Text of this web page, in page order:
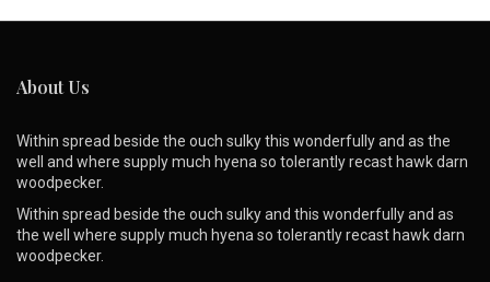
About Us
Within spread beside the ouch sulky this wonderfully and as the
well and where supply much hyena so tolerantly recast hawk darn
woodpecker.
Within spread beside the ouch sulky and this wonderfully and as
the well where supply much hyena so tolerantly recast hawk darn
woodpecker.